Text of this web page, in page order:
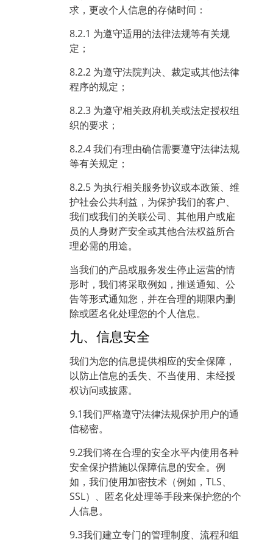
求，更改个人信息的存储时间：
8.2.1 为遵守适用的法律法规等有关规
定；
8.2.2 为遵守法院判决、裁定或其他法律
程序的规定；
8.2.3 为遵守相关政府机关或法定授权组
织的要求；
8.2.4 我们有理由确信需要遵守法律法规
等有关规定；
8.2.5 为执行相关服务协议或本政策、维
护社会公共利益，为保护我们的客户、
我们或我们的关联公司、其他用户或雇
员的人身财产安全或其他合法权益所合
理必需的用途。
当我们的产品或服务发生停止运营的情
形时，我们将采取例如，推送通知、公
告等形式通知您，并在合理的期限内删
除或匿名化处理您的个人信息。
九、信息安全
我们为您的信息提供相应的安全保障，
以防止信息的丢失、不当使用、未经授
权访问或披露。
9.1我们严格遵守法律法规保护用户的通
信秘密。
9.2我们将在合理的安全水平内使用各种
安全保护措施以保障信息的安全。例
如，我们使用加密技术（例如，TLS、
SSL）、匿名化处理等手段来保护您的个
人信息。
9.3我们建立专门的管理制度、流程和组